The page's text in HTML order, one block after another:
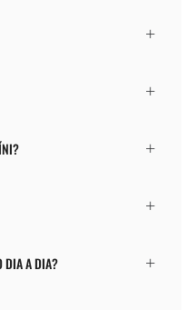
DIA A DIA?